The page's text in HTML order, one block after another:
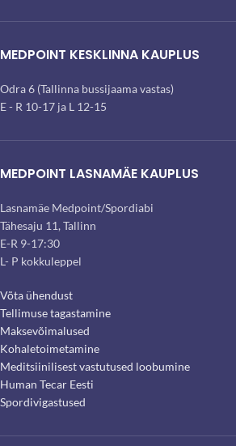
MEDPOINT KESKLINNA KAUPLUS
Odra 6 (Tallinna bussijaama vastas)
E - R 10-17 ja L 12-15
MEDPOINT LASNAMÄE KAUPLUS
Lasnamäe Medpoint/Spordiabi
Tähesaju 11, Tallinn
E-R 9-17:30
L- P kokkuleppel
Võta ühendust
Tellimuse tagastamine
Maksevõimalused
Kohaletoimetamine
Meditsiinilisest vastutused loobumine
Human Tecar Eesti
Spordivigastused